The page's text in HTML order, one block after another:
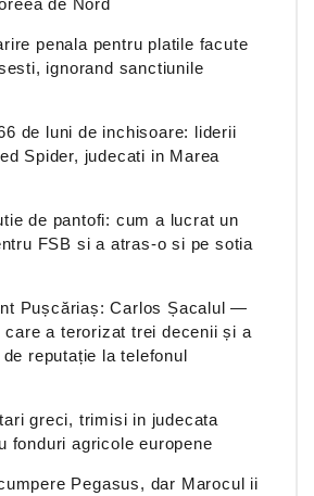
penala pentru platile facute
ignorand sanctiunile
de luni de inchisoare: liderii
Spider, judecati in Marea
de pantofi: cum a lucrat un
FSB si a atras-o si pe sotia
Pușcăriaș: Carlos Șacalul —
a terorizat trei decenii și a
reputație la telefonul
greci, trimisi in judecata
fonduri agricole europene
Pegasus, dar Marocul ii